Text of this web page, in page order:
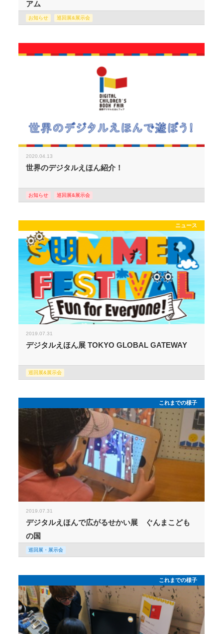
アム
お知らせ 巡回展&展示会
2020.04.13
世界のデジタルえほん紹介！
お知らせ 巡回展&展示会
ニュース
2019.07.31
デジタルえほん展 TOKYO GLOBAL GATEWAY
巡回展&展示会
これまでの様子
2019.07.31
デジタルえほんで広がるせかい展 ぐんまこども
の国
巡回展・展示会
これまでの様子